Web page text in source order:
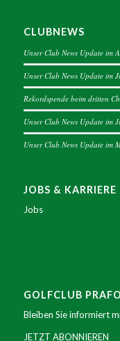
CLUBNEWS
Unser Club News Update im
Unser Club News Update im
Rekordspende beim dritten
Unser Club News Update im
Unser Club News Update im
JOBS & KARRIERE
Jobs
GOLFCLUB
Bleiben Sie informiert
JETZT ABONNIEREN